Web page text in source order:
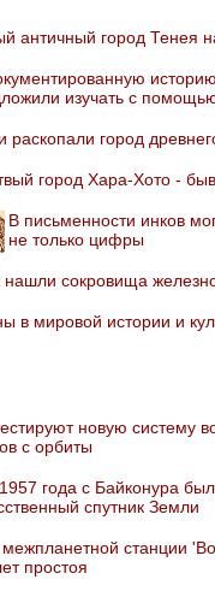
античный город Тенея
изучать с
город
город Хара-Хото -
В письменности инков
не только цифры
нашли сокровища
в мировой истории и
новую систему
с орбиты
года с Байконура
спутник Земли
межпланетной станции
простоя